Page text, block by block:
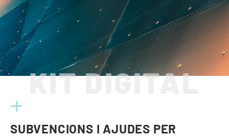
KIT DIGITAL
+
SUBVENCIONS I AJUDES PER